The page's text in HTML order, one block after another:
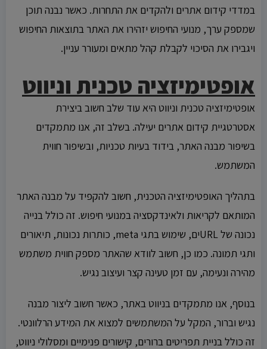
במדדי קידום אתרים ולהקדים את התחרות. כאשר נבנה תוכן
שמספק ערך, מנועי החיפוש יזהירו את האתר בתוצאות החיפוש
ויגבירו את הסיכוי לקבלת קהל מתאים ומעורר עניין.
אופטימיזציה טכנית וניווט
אופטימיזציה טכנית וניווט היא עוד שלב חשוב ביצירת
אסטרטגיית קידום אתרים יעילה. בשלב זה, אנו מתמקדים
בשיפור מבנה האתר, בידוד בעיות טכניות, ובשיפור חווית
המשתמש.
בתהליך האופטימיזציה הטכנית, חשוב להקפיד על מבנה האתר
המותאם לקריאות ולאינדקסציה במנועי חיפוש. זה כולל בנייה
נכונה של URLים, שימוש בתגי meta, כותרות נכונות, תיאורים
ותגי תמונה. כמו כן, חשוב לוודא שהאתר מספק חווית משתמש
מהירה ונעימה, עם זמן טעינה קצר ועיצוב נגיש.
בנוסף, אנו מתמקדים בניווט באתר, כאשר חשוב ליצור מבנה
נגיש וברור, המקל על המשתמשים למצוא את המידע הרלוונטי.
זה כולל בניית תפריטים ברורים, קישורים פנימיים ומסלולי ניווט,